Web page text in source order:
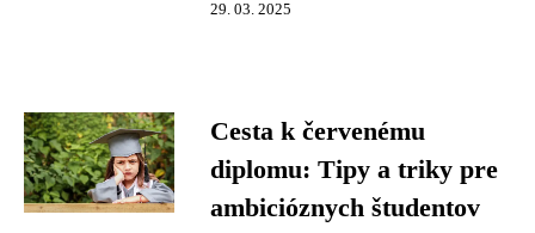
29. 03. 2025
Cesta k červenému
diplomu: Tipy a triky pre
ambicióznych študentov